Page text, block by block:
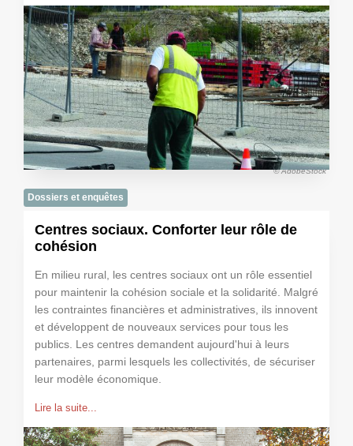
© AdobeStock
Dossiers et enquêtes
Centres sociaux. Conforter leur rôle de
cohésion
En milieu rural, les centres sociaux ont un rôle essentiel
pour maintenir la cohésion sociale et la solidarité. Malgré
les contraintes financières et administratives, ils innovent
et développent de nouveaux services pour tous les
publics. Les centres demandent aujourd'hui à leurs
partenaires, parmi lesquels les collectivités, de sécuriser
leur modèle économique.
Lire la suite...